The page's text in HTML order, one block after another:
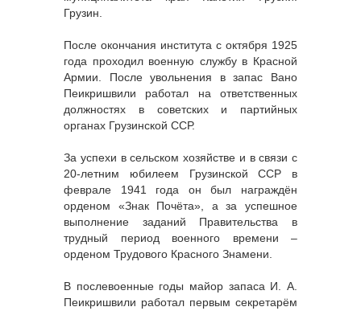
Грузин.
После окончания института с октября 1925
года проходил военную службу в Красной
Армии. После увольнения в запас Вано
Пеикришвили работал на ответственных
должностях в советских и партийных
органах Грузинской ССР.
За успехи в сельском хозяйстве и в связи с
20-летним юбилеем Грузинской ССР в
феврале 1941 года он был награждён
орденом «Знак Почёта», а за успешное
выполнение заданий Правительства в
трудный период военного времени –
орденом Трудового Красного Знамени.
В послевоенные годы майор запаса И. А.
Пеикришвили работал первым секретарём